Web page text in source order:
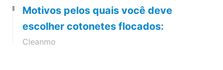
mantido em um campo eletrostático.
O processo cria uma camada fina
altamente absorvente com uma
Motivos pelos quais você deve
escolher cotonetes flocados:
Cleanmo